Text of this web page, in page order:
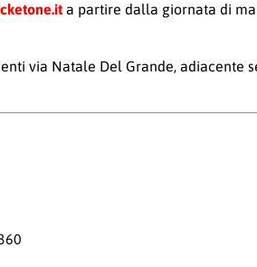
a partire dalla giornata di
via Natale Del Grande, adiacente